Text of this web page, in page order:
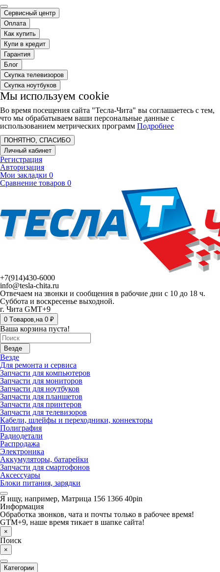
Сервисный центр
Оплата
Как купить
Купи в кредит
Гарантия
Блог
Скупка телевизоров
Скупка ноутбуков
Мы используем cookie
Во время посещения сайта "Тесла-Чита" вы соглашаетесь с тем,
что мы обрабатываем ваши персональные данные с
использованием метрических программ Подробнее
ПОНЯТНО, СПАСИБО
Личный кабинет
Регистрация
Авторизация
Мои закладки 0
Сравнение товаров 0
+7(914)430-6000
info@tesla-chita.ru
Отвечаем на звонки и сообщения в рабочие дни с 10 до 18 ч.
Суббота и воскресенье выходной.
г. Чита GMT+9
0 Tоваров,на 0 ₽
Ваша корзина пуста!
Везде
Везде
Для ремонта и сервиса
Запчасти для компьютеров
Запчасти для мониторов
Запчасти для ноутбуков
Запчасти для планшетов
Запчасти для принтеров
Запчасти для телевизоров
Кабели, шлейфы и переходники, коннекторы
Полиграфия
Радиодетали
Распродажа
Электроника
Аккумуляторы, батарейки
Запчасти для смартофонов
Аксессуары
Блоки питания, зарядки
Я ищу, например, Матрица 156 1366 40pin
Информация
Обработка звонков, чата и почты только в рабочее время!
GTM+9, наше время тикает в шапке сайта!
×
Поиск
×
Категории